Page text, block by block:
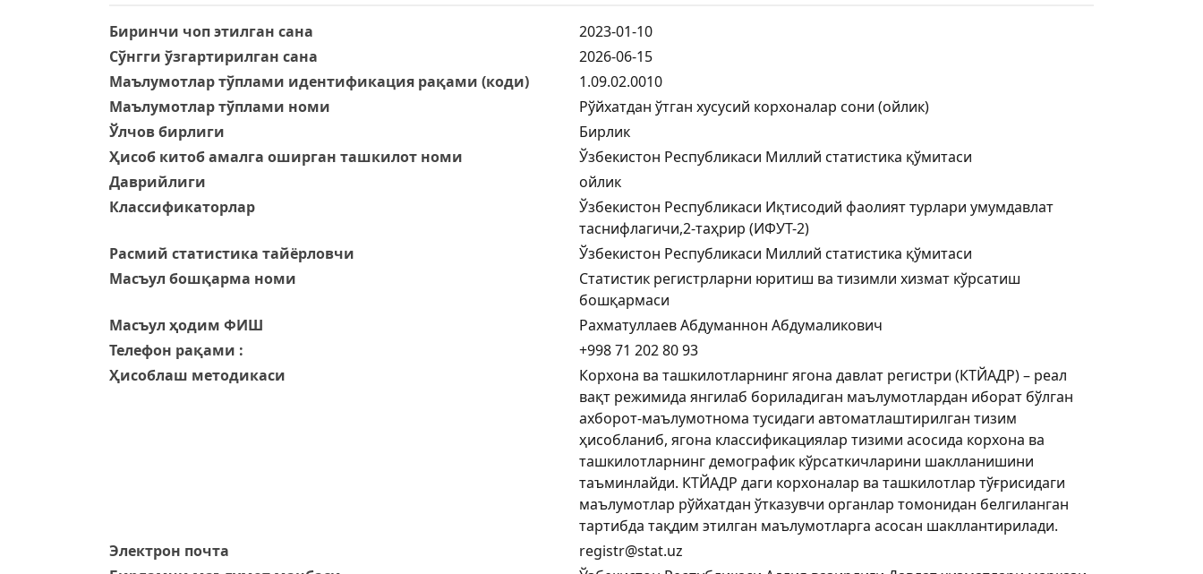
Биринчи чоп этилган сана
2023-01-10
Сўнгги ўзгартирилган сана
2026-06-15
Маълумотлар тўплами идентификация рақами (коди)
1.09.02.0010
Маълумотлар тўплами номи
Рўйхатдан ўтган хусусий корхоналар сони (ойлик)
Ўлчов бирлиги
Бирлик
Ҳисоб китоб амалга оширган ташкилот номи
Ўзбекистон Республикаси Миллий статистика қўмитаси
Даврийлиги
ойлик
Классификаторлар
Ўзбекистон Республикаси Иқтисодий фаолият турлари умумдавлат
таснифлагичи,2-таҳрир (ИФУТ-2)
Расмий статистика тайёрловчи
Ўзбекистон Республикаси Миллий статистика қўмитаси
Масъул бошқарма номи
Статистик регистрларни юритиш ва тизимли хизмат кўрсатиш
бошқармаси
Масъул ҳодим ФИШ
Рахматуллаев Абдуманнон Абдумаликович
Телефон рақами :
+998 71 202 80 93
Ҳисоблаш методикаси
Корхона ва ташкилотларнинг ягона давлат регистри (КТЙАДР) – реал
вақт режимида янгилаб бориладиган маълумотлардан иборат бўлган
ахборот-маълумотнома тусидаги автоматлаштирилган тизим
ҳисобланиб, ягона классификациялар тизими асосида корхона ва
ташкилотларнинг демографик кўрсаткичларини шаклланишини
таъминлайди. КТЙАДР даги корхоналар ва ташкилотлар тўғрисидаги
маълумотлар рўйхатдан ўтказувчи органлар томонидан белгиланган
тартибда тақдим этилган маълумотларга асосан шакллантирилади.
Электрон почта
registr@stat.uz